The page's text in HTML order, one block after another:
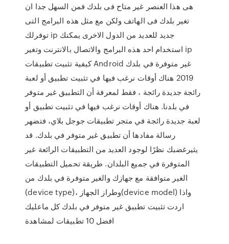
هى هذا العنصر غير متاح فى بلدك فمن السهل جدا ان
تغير بلدك فى الهاتف ولكن مع مثل هذه البرامج التى
توفرلك ip جديد للعديد من الدول الاخرى يمكنك
استخدام احد هذه البرامج والاتصال بالانترنت وتغير ip
كيفية تثبيت تطبيقات Android غير متوفرة في بلدك
2019 هناك أوقات نرغب فيها في تثبيت تطبيق أو لعبة
رائجة جديدة رائجة ، فقط لمعرفة أن التطبيق غير متوفر
في بلدنا. هناك أوقات نرغب فيها في تثبيت تطبيق أو
لعبة جديدة رائجة في متجر تطبيقات جوجل بلاي، فتضهر
رسالة مفادها أن تطبيق غير متوفر في بلدك. قد
يثيرغضبك نظرًا لوجود العديد من التطبيقات الرائعة غير
المتوفرة في جميع البلدان. طريقة تحميل التطبيقات
الغير متوافقة مع جهازك والغير متوفرة في بلدك من
(device type)، وطراز الجهاز(device model) واذا
اردت تثبيت تطبيق غير متوفر في بلدك كل ماعليك
افضل 10 تطبيقات لمشاهدة